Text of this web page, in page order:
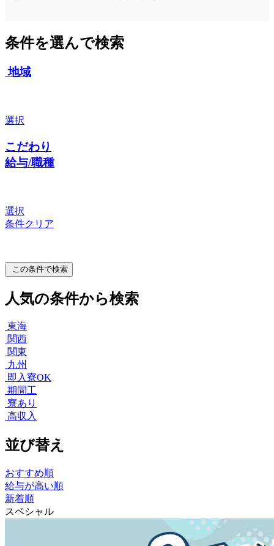
条件を選んで検索
地域
選択
こだわり
給与/職種
選択
条件クリア
この条件で検索
人気の条件から検索
東海
関西
関東
九州
即入寮OK
期間工
寮あり
高収入
並び替え
おすすめ順
給与が高い順
新着順
スペシャル